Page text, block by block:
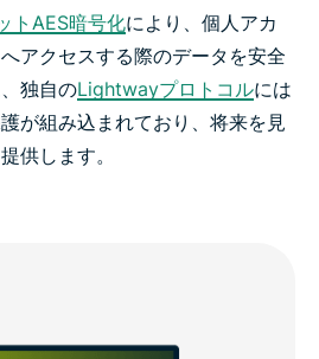
トAES暗号化により、個人アカ
アクセスする際のデータを安全
独自のLightwayプロトコルには
が組み込まれており、将来を見
供します。